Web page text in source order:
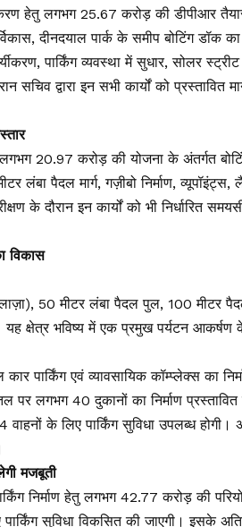
हेतु लगभग ₹25.67 करोड़ की डीपीआर
दीनदयाल पार्क के समीप बोटिंग डॉक
पार्किंग व्यवस्था में सुधार, सोलर
सचिव द्वारा इन सभी कार्यों को
₹20.97 करोड़ की योजना के अंतर्गत
लंबा पैदल मार्ग, गज़ीबो निर्माण,
के दौरान इन कार्यों को भी निर्धारित
विकास
50 मीटर लंबा पैदल पुल, 100 मीटर पैदल
क्षेत्र भविष्य में एक प्रमुख पर्यटन आकर्षण
पार्किंग एवं व्यावसायिक कॉम्प्लेक्स का
पर लगभग 40 दुकानों का निर्माण
के लिए पार्किंग सुविधा उपलब्ध होगी।
मजबूती
निर्माण हेतु लगभग ₹42.77 करोड़ की
पार्किंग सुविधा विकसित की जाएगी। इसके